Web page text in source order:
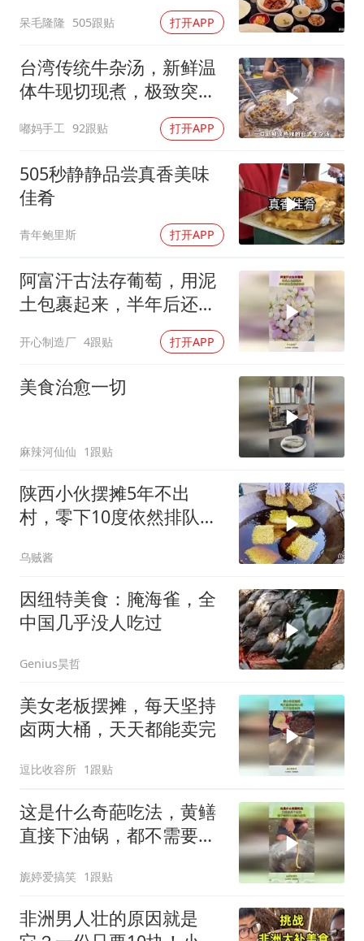
我国外贸延续良好增长态势
夯实基础开新局
呆毛隆隆 505跟贴 打开APP
台湾传统牛杂汤，新鲜温
体牛现切现煮，极致突出
嘟妈手工 92跟贴 打开APP
505秒静静品尝真香美味
佳肴
青年鲍里斯 打开APP
阿富汗古法存葡萄，用泥
土包裹起来，半年后还是
开心制造厂 4跟贴 打开APP
美食治愈一切
麻辣河仙仙 1跟贴
陕西小伙摆摊5年不出
村，零下10度依然排队，
乌贼酱
因纽特美食：腌海雀，全
中国几乎没人吃过
Genius昊哲
美女老板摆摊，每天坚持
卤两大桶，天天都能卖完
逗比收容所 1跟贴
这是什么奇葩吃法，黄鳝
直接下油锅，都不需要先
旎婷爱搞笑 1跟贴
非洲男人壮的原因就是